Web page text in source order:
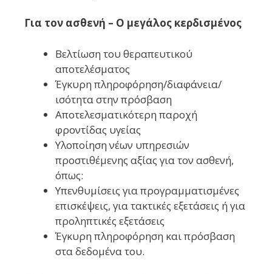
Για τον ασθενή – Ο μεγάλος κερδισμένος
Βελτίωση του θεραπευτικού
αποτελέσματος
Έγκυρη πληροφόρηση/διαφάνεια/
ισότητα στην πρόσβαση
Αποτελεσματικότερη παροχή
φροντίδας υγείας
Υλοποίηση νέων υπηρεσιών
προστιθέμενης αξίας για τον ασθενή,
όπως:
Υπενθυμίσεις για προγραμματισμένες
επισκέψεις, για τακτικές εξετάσεις ή για
προληπτικές εξετάσεις
Έγκυρη πληροφόρηση και πρόσβαση
στα δεδομένα του.